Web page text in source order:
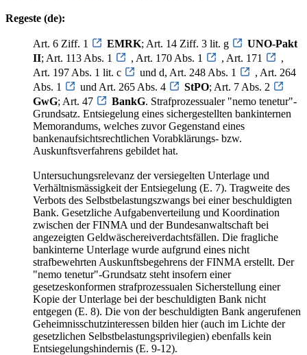
Regeste (de):
Art. 6 Ziff. 1 EMRK; Art. 14 Ziff. 3 lit. g
UNO-Pakt
II; Art. 113 Abs. 1 , Art. 170 Abs. 1 , Art. 171
,
Art. 197 Abs. 1 lit. c
und d, Art. 248 Abs. 1
, Art. 264
Abs. 1
und Art. 265 Abs. 4 StPO; Art. 7 Abs. 2
GwG; Art. 47 BankG. Strafprozessualer "nemo tenetur"-
Grundsatz. Entsiegelung eines sichergestellten bankinternen
Memorandums, welches zuvor Gegenstand eines
bankenaufsichtsrechtlichen Vorabklärungs- bzw.
Auskunftsverfahrens gebildet hat.
Untersuchungsrelevanz der versiegelten Unterlage und
Verhältnismässigkeit der Entsiegelung (E. 7). Tragweite des
Verbots des Selbstbelastungszwangs bei einer beschuldigten
Bank. Gesetzliche Aufgabenverteilung und Koordination
zwischen der FINMA und der Bundesanwaltschaft bei
angezeigten Geldwäschereiverdachtsfällen. Die fragliche
bankinterne Unterlage wurde aufgrund eines nicht
strafbewehrten Auskunftsbegehrens der FINMA erstellt. Der
"nemo tenetur"-Grundsatz steht insofern einer
gesetzeskonformen strafprozessualen Sicherstellung einer
Kopie der Unterlage bei der beschuldigten Bank nicht
entgegen (E. 8). Die von der beschuldigten Bank angerufenen
Geheimnisschutzinteressen bilden hier (auch im Lichte der
gesetzlichen Selbstbelastungsprivilegien) ebenfalls kein
Entsiegelungshindernis (E. 9-12).